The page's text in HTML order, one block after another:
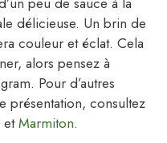
délicieuse. Un brin de
couleur et éclat. Cela
alors pensez à
Pour d’autres
présentation, consultez
etMarmiton.